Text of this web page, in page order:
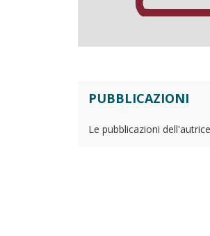
PUBBLICAZIONI
Le pubblicazioni